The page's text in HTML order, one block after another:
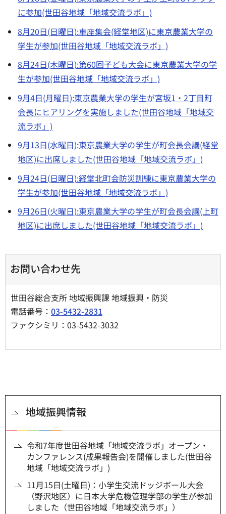
に参加(世田谷地域「地域交流ラボ」)
8月20日(日曜日):車座集会(経堂地区)に東京農業大学の
学生が参加(世田谷地域「地域交流ラボ」)
8月24日(木曜日):第60回子ども大会に東京農業大学の学
生が参加(世田谷地域「地域交流ラボ」)
9月4日(月曜日):東京農業大学の学生が宮坂1・2丁目町
会長にヒアリングを実施しました(世田谷地域「地域交
流ラボ」)
9月13日(水曜日):東京農業大学の学生が町会長会議(経堂
地区)に出席しました(世田谷地域「地域交流ラボ」)
9月24日(日曜日):経堂北町会防災訓練に東京農業大学の
学生が参加(世田谷地域「地域交流ラボ」)
9月26日(火曜日):東京農業大学の学生が町会長会議(上町
地区)に出席しました(世田谷地域「地域交流ラボ」)
お問い合わせ先
世田谷総合支所 地域振興課 地域振興・防災
電話番号： 03-5432-2831
ファクシミリ：03-5432-3032
地域振興情報
令和7年度世田谷地域「地域交流ラボ」オープン・
カンファレンス(成果報告会)を開催しました(世田谷
地域「地域交流ラボ」)
11月15日(土曜日)：小学生交流ドッジボール大会
（野沢地区）に日本大学危機管理学部の学生が参加
しました（世田谷地域「地域交流ラボ」）